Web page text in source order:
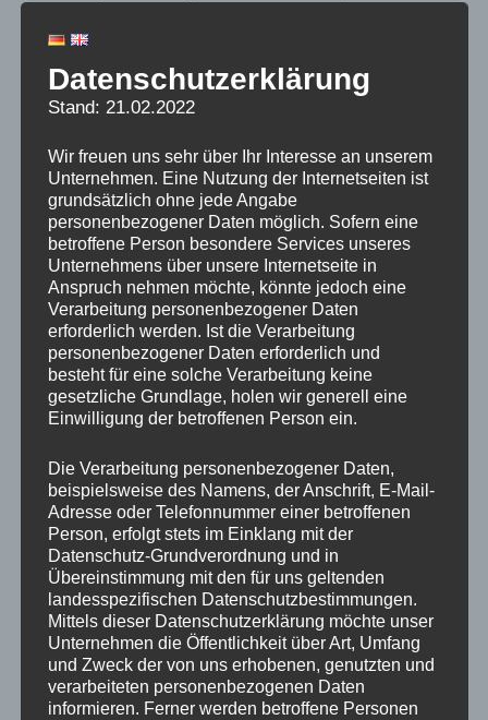
Hub Schleifpinole 160 mm
Leistung Schleifmotor 7,5 kW
Drehzahl Schleifmotor 360 min-1
Nutzbare Schleiffläche mit 4-fach Schelifkopf 5.100
x 1.600 mm
Optionen:
Wandbettverlängerung bis 24 m
automatisches Schleiftellerwechselsystem (nur bei
automatisches Schleifkopfwechselsystem (nur bei
ASPX)
KSP-Schleifausrüstung für gebogene Werkstücke
und schmale Sockel
Stahlstützen, feuerverzinkt
Dreh- und Spanngeräte manuell (DSG-1) oder
motorisch (DSG-5)
Datenschutzerklärung
Stand: 21.02.2022
Wir freuen uns sehr über Ihr Interesse an unserem
Unternehmen. Eine Nutzung der Internetseiten ist
grundsätzlich ohne jede Angabe
personenbezogener Daten möglich. Sofern eine
betroffene Person besondere Services unseres
Unternehmens über unsere Internetseite in
Anspruch nehmen möchte, könnte jedoch eine
Verarbeitung personenbezogener Daten
erforderlich werden. Ist die Verarbeitung
personenbezogener Daten erforderlich und
besteht für eine solche Verarbeitung keine
gesetzliche Grundlage, holen wir generell eine
Einwilligung der betroffenen Person ein.
Die Verarbeitung personenbezogener Daten,
beispielsweise des Namens, der Anschrift, E-Mail-
Adresse oder Telefonnummer einer betroffenen
Person, erfolgt stets im Einklang mit der
Datenschutz-Grundverordnung und in
Übereinstimmung mit den für uns geltenden
landesspezifischen Datenschutzbestimmungen.
Mittels dieser Datenschutzerklärung möchte unser
Unternehmen die Öffentlichkeit über Art, Umfang
und Zweck der von uns erhobenen, genutzten und
verarbeiteten personenbezogenen Daten
informieren. Ferner werden betroffene Personen